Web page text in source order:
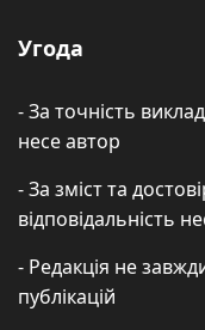
Угода
- За точність
несе автор
- За зміст та
відповідальність
- Редакція не
публікацій